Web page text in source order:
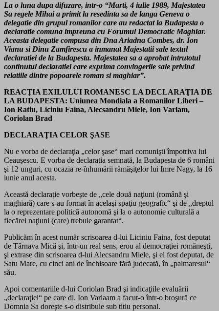
La o luna dupa difuzare, intr-o “Marti, 4 iulie 1989, Majestatea
Sa regele Mihai a primit la resedinta sa de langa Geneva o
delegatie din grupul romanilor care au redactat la Budapesta o
declaratie comuna impreuna cu Forumul Democratic Maghiar.
Aceasta delegatie compusa din Dna Ariadna Combes, dr. Ion
Vianu si Dinu Zamfirescu a inmanat Majestatii sale textul
declaratiei de la Budapesta. Majestatea sa a aprobat intrutotul
continutul declaratiei care exprima convingerile sale privind
relatiile dintre popoarele roman si maghiar”.
REACŢIA EXILULUI ROMANESC LA DECLARAŢIA DE
LA BUDAPESTA: Uniunea Mondiala a Romanilor Liberi –
Ion Ratiu, Liciniu Faina, Alecsandru Miele, Ion Varlam,
Coriolan Brad
DECLARAŢIA CELOR ŞASE
Nu e vorba de declaraţia „celor şase“ mari comunişti împotriva lui
Ceauşescu. E vorba de declaraţia semnată, la Budapesta de 6 români
şi 12 unguri, cu ocazia re-înhumării rămăşiţelor lui Imre Nagy, la 16
iunie anul acesta.
Această declaraţie vorbeşte de „cele două naţiuni (română şi
maghiară) care s-au format în acelaşi spaţiu geografic“ şi de „dreptul
la o reprezentare politică autonomă şi la o autonomie culturală a
fiecărei naţiuni (care) trebuie garantat“.
Publicăm în acest număr scrisoarea d-lui Liciniu Faina, fost deputat
de Târnava Mică şi, într-un real sens, erou al democraţiei româneşti,
şi extrase din scrisoarea d-lui Alecsandru Miele, şi el fost deputat, de
Satu Mare, cu cinci ani de închisoare fără judecată, în „palmaresul“
său.
Apoi comentariile d-lui Coriolan Brad şi indicaţiile evaluării
„declaraţiei“ pe care dl. Ion Varlaam a facut-o într-o broşură ce
Domnia Sa doreşte s-o distribuie sub titlu personal.